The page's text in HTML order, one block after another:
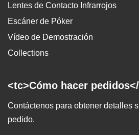
Lentes de Contacto Infrarrojos
Escáner de Póker
Vídeo de Demostración
Collections
<tc>Cómo hacer
Contáctenos para obtener detalles
pedido.